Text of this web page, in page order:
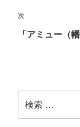
稿
ナ
シ
ョ
次
の
次
「アミュー（
索: